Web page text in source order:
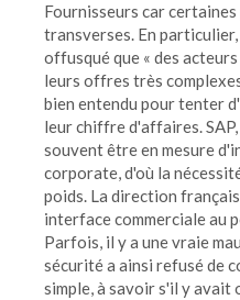
Fournisseurs car
transverses. En
offusqué que « des
leurs offres très
bien entendu pour tenter
leur chiffre d'affaires.
souvent être en mesure
corporate, d'où la
poids. La direction
interface commerciale au
Parfois, il y a une vraie
sécurité a ainsi refusé de
simple, à savoir s'il y avait